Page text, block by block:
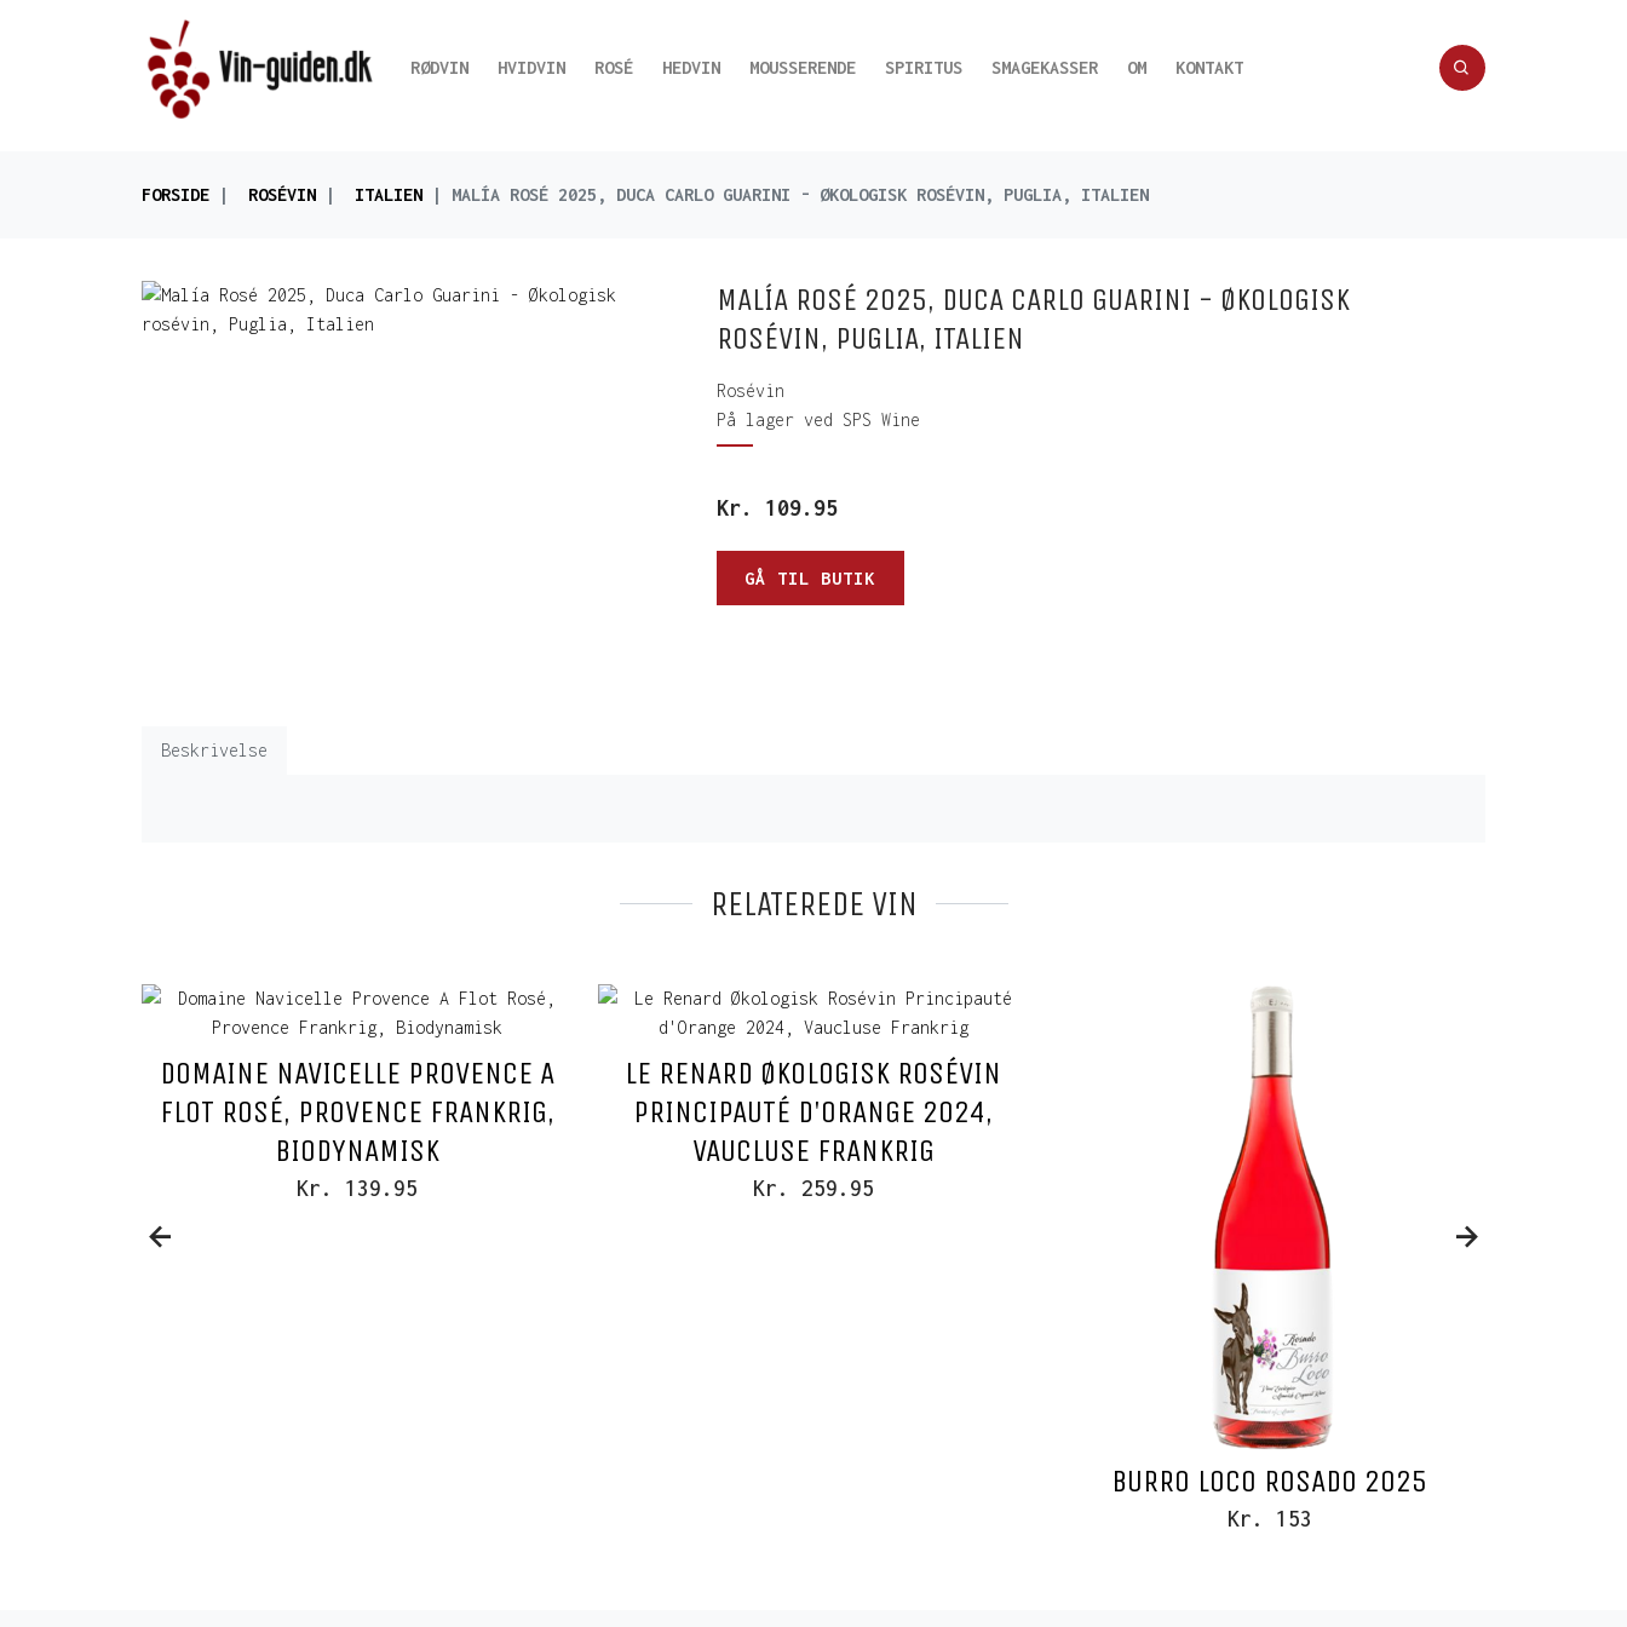
RØDVIN HVIDVIN ROSÉ HEDVIN MOUSSERENDE SPIRITUS SMAGEKASSER OM KONTAKT
FORSIDE ROSÉVIN ITALIEN MALÍA ROSÉ 2025, DUCA CARLO GUARINI - ØKOLOGISK ROSÉVIN, PUGLIA, ITALIEN
MALÍA ROSÉ 2025, DUCA CARLO GUARINI - ØKOLOGISK
ROSÉVIN, PUGLIA, ITALIEN
Rosévin
På lager ved SPS Wine
Kr. 109.95
GÅ TIL BUTIK
Beskrivelse
RELATEREDE VIN
DOMAINE NAVICELLE PROVENCE A
FLOT ROSÉ, PROVENCE FRANKRIG,
BIODYNAMISK
Kr. 139.95
LE RENARD ØKOLOGISK ROSÉVIN
PRINCIPAUTÉ D'ORANGE 2024,
VAUCLUSE FRANKRIG
Kr. 259.95
BURRO LOCO ROSADO 2025
Kr. 153